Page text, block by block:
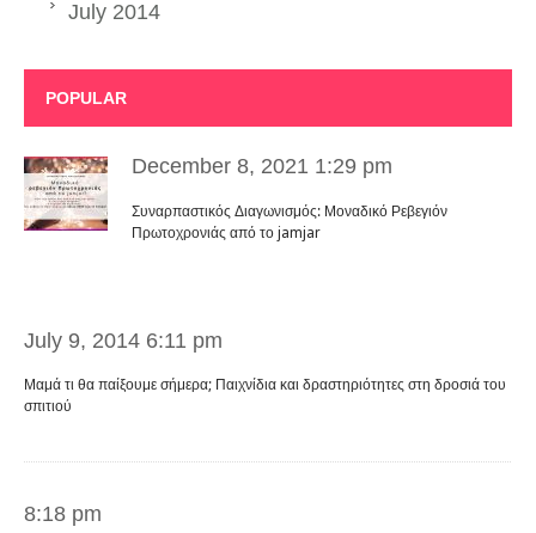
July 2014
POPULAR
December 8, 2021 1:29 pm
Συναρπαστικός Διαγωνισμός: Μοναδικό Ρεβεγιόν
Πρωτοχρονιάς από το jamjar
July 9, 2014 6:11 pm
Μαμά τι θα παίξουμε σήμερα; Παιχνίδια και δραστηριότητες στη δροσιά του
σπιτιού
8:18 pm